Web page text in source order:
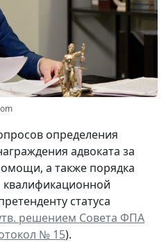
определения
адвоката за
а также порядка
статуса
решением Совета ФПА
№ 15).